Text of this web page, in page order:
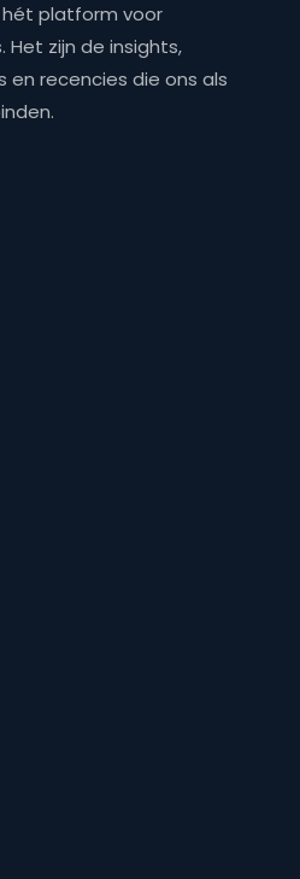
hét platform voor
zijn de insights,
en recencies die ons als